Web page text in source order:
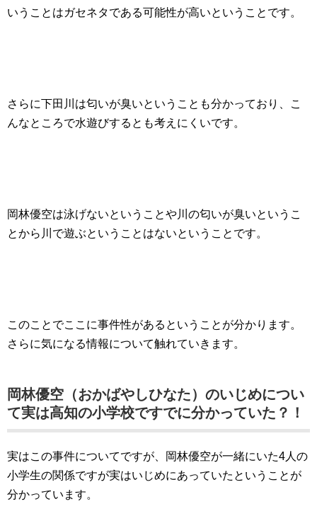
いうことはガセネタである可能性が高いということです。
さらに下田川は匂いが臭いということも分かっており、こ
んなところで水遊びするとも考えにくいです。
岡林優空は泳げないということや川の匂いが臭いというこ
とから川で遊ぶということはないということです。
このことでここに事件性があるということが分かります。
さらに気になる情報について触れていきます。
岡林優空（おかばやしひなた）のいじめについ
て実は高知の小学校ですでに分かっていた？！
実はこの事件についてですが、岡林優空が一緒にいた4人の
小学生の関係ですが実はいじめにあっていたということが
分かっています。